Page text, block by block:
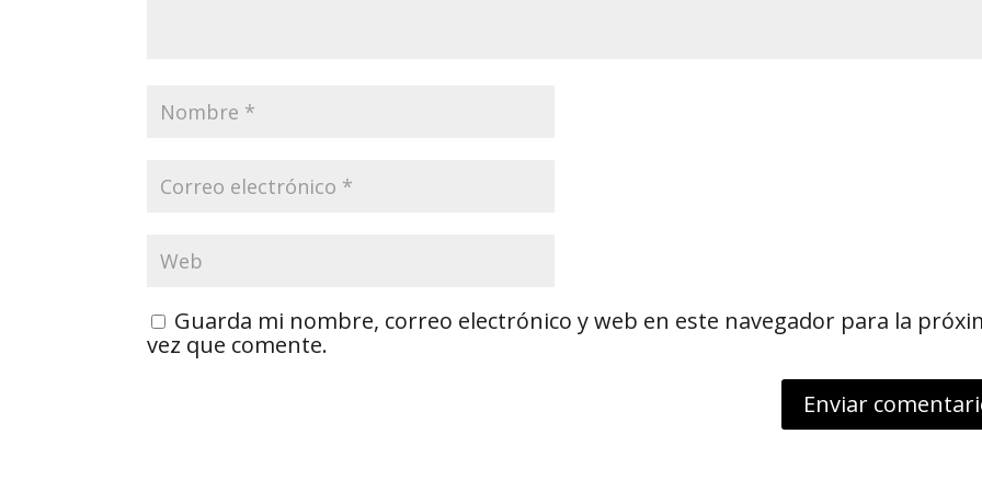
Guarda mi nombre, correo electrónico y web en este navegador para la
vez que comente.